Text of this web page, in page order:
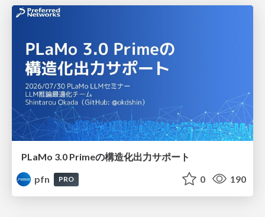
PLaMo 3.0 Primeの構造化出力サポート
pfn
PRO 0 190